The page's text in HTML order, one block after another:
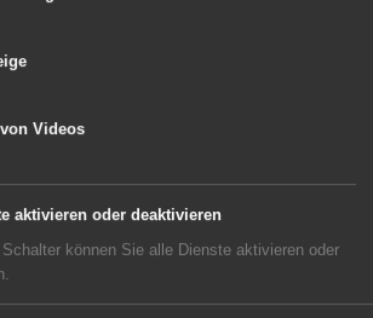
der Tourist-
Vorweihnachtszeit findet am
November, der traditionelle
Sonntag von 13 bis 18 Uhr in
statt. Passend dazu
Videos
aktivieren oder deaktivieren
können Sie alle Dienste aktivieren oder